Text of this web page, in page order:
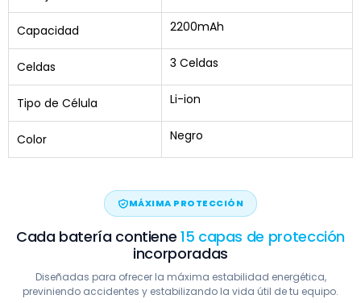
Capacidad 2200mAh
Celdas 3 Celdas
Tipo de Célula Li-ion
Color Negro
MÁXIMA PROTECCIÓN
Cada batería contiene 15 capas de protección
incorporadas
Diseñadas para ofrecer la máxima estabilidad energética,
previniendo accidentes y estabilizando la vida útil de tu equipo.